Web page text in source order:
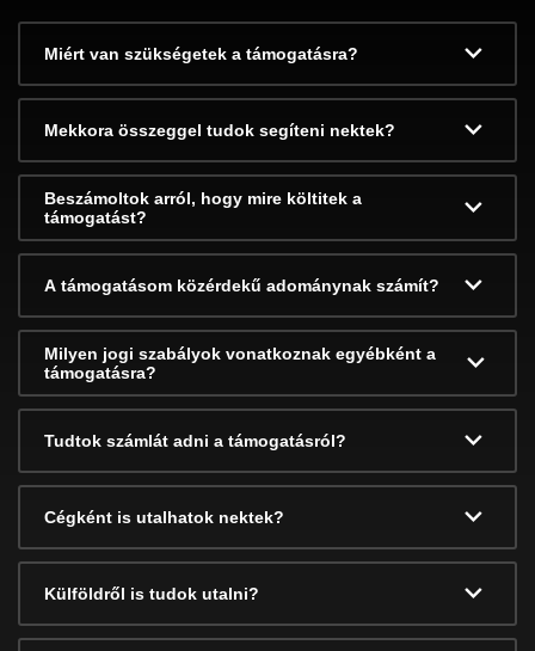
Miért van szükségetek a támogatásra?
Mekkora összeggel tudok segíteni nektek?
Beszámoltok arról, hogy mire költitek a
támogatást?
A támogatásom közérdekű adománynak számít?
Milyen jogi szabályok vonatkoznak egyébként a
támogatásra?
Tudtok számlát adni a támogatásról?
Cégként is utalhatok nektek?
Külföldről is tudok utalni?